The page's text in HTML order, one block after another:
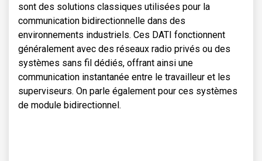
sont des solutions classiques utilisées pour la
communication bidirectionnelle dans des
environnements industriels. Ces DATI fonctionnent
généralement avec des réseaux radio privés ou des
systèmes sans fil dédiés, offrant ainsi une
communication instantanée entre le travailleur et les
superviseurs. On parle également pour ces systèmes
de module bidirectionnel.